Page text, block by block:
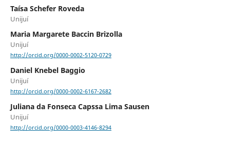
Taísa Schefer Roveda
Unijuí
Maria Margarete Baccin Brizolla
Unijuí
http://orcid.org/0000-0002-5120-0729
Daniel Knebel Baggio
Unijuí
http://orcid.org/0000-0002-6167-2682
Juliana da Fonseca Capssa Lima Sausen
Unijuí
http://orcid.org/0000-0003-4146-8294